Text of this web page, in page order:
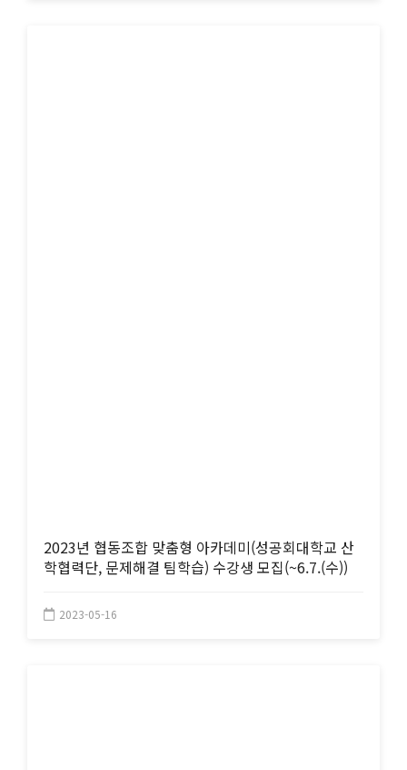
2023년 협동조합 맞춤형 아카데미(성공회대학교 산
학협력단, 문제해결 팀학습) 수강생 모집(~6.7.(수))
2023-05-16